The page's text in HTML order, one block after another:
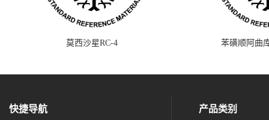
莫西沙星RC-4 苯磺顺阿曲
快捷导航 产品类别